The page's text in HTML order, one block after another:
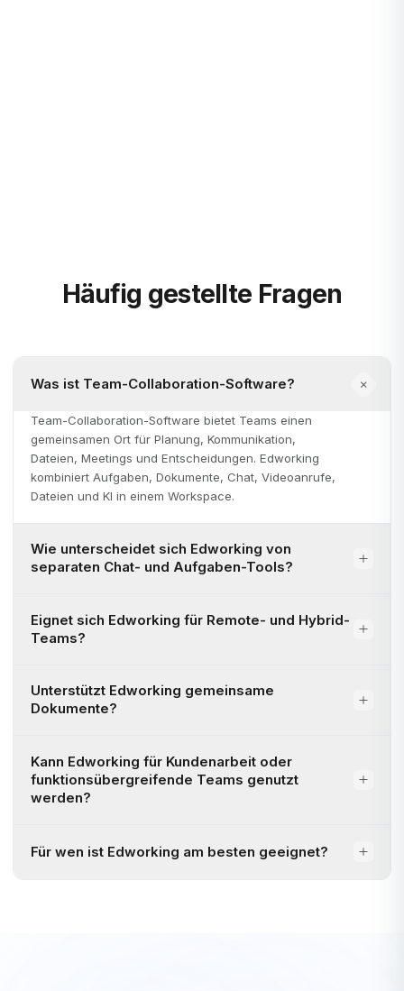
Häufig gestellte Fragen
Was ist Team-Collaboration-Software?
Team-Collaboration-Software bietet Teams einen
gemeinsamen Ort für Planung, Kommunikation,
Dateien, Meetings und Entscheidungen. Edworking
kombiniert Aufgaben, Dokumente, Chat, Videoanrufe,
Dateien und KI in einem Workspace.
Wie unterscheidet sich Edworking von
separaten Chat- und Aufgaben-Tools?
Eignet sich Edworking für Remote- und Hybrid-
Teams?
Unterstützt Edworking gemeinsame
Dokumente?
Kann Edworking für Kundenarbeit oder
funktionsübergreifende Teams genutzt
werden?
Für wen ist Edworking am besten geeignet?